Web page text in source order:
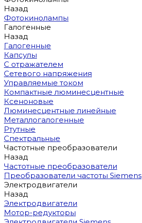
Назад
Фотокинолампы
Галогенные
Назад
Галогенные
Капсулы
С отражателем
Сетевого напряжения
Управляемые током
Компактные люминесцентные
Ксеноновые
Люминесцентные линейные
Металлогалогенные
Ртутные
Спектральные
Частотные преобразователи
Назад
Частотные преобразователи
Преобразователи частоты Siemens
Электродвигатели
Назад
Электродвигатели
Мотор-редукторы